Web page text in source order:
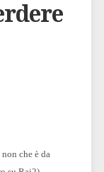
non che è da